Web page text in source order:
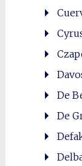
De
De